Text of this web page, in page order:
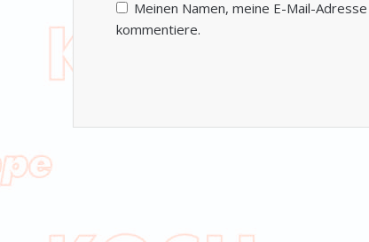
Meinen Namen, meine E-Mail-
kommentiere.